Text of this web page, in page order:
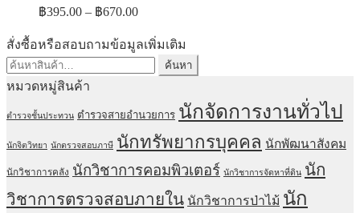
฿395.00 – ฿670.00Price
฿395.00
through
฿670.00
สั่งซื้อหรือสอบถามข้อมูลเพิ่มเติม
ค้นหา:
ค้นหา
หมวดหมู่สินค้า
ตำรวจชั้นประทวน ตำรวจสายอำนวยการ นักจัดการงานทั่วไป
นักจิตวิทยา นักตรวจสอบภาษี นักทรัพยากรบุคคล นักพัฒนาสังคม
นักวิชาการคลัง นักวิชาการคอมพิวเตอร์ นักวิชาการจัดหาที่ดิน นัก
วิชาการตรวจสอบภายใน นักวิชาการป่าไม้ นัก